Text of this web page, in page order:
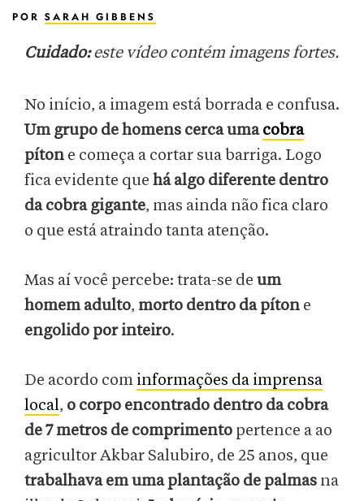
POR SARAH GIBBENS
Cuidado:este vídeo contém imagens fortes.
No início, a imagem está borrada e confusa.
Um grupo de homens cerca umacobra
píton e começa a cortar sua barriga. Logo
fica evidente que há algo diferente dentro
da cobra gigante, mas ainda não fica claro
o que está atraindo tanta atenção.
Mas aí você percebe: trata-se de um
homem adulto, morto dentro da píton e
engolido por inteiro.
De acordo com informações da imprensa
local, o corpo encontrado dentro da cobra
de 7 metros de comprimento pertence a ao
agricultor Akbar Salubiro, de 25 anos, que
trabalhava em uma plantação de palmas na